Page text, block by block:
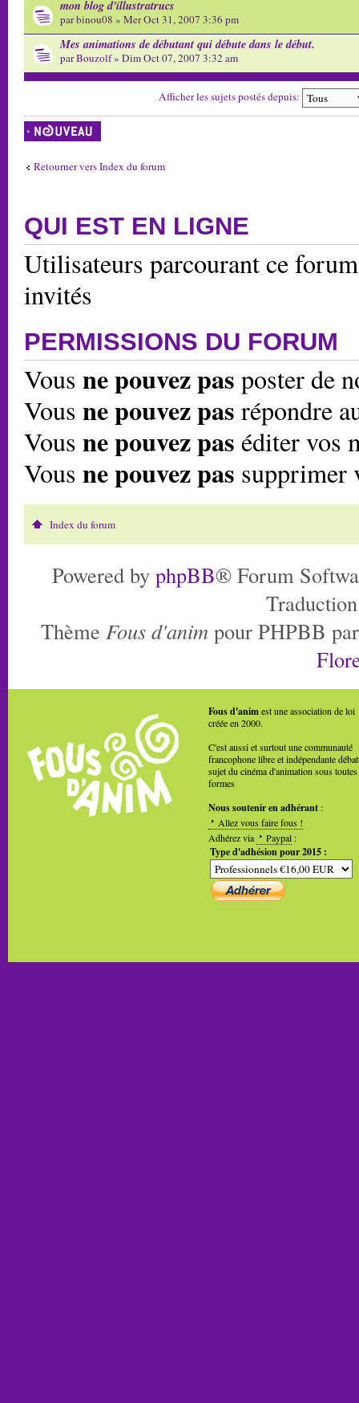
mon blog d'illustratrucs
par binou08 » Mer Oct 31, 2007 3:36 pm
Mes animations de débutant qui débute dans le début.
parBouzolf» Dim Oct 07, 2007 3:32 am
Afficher les sujets postés depuis:
Écrire un nouveau
sujet
Retourner vers Index du forum
QUI EST EN LIGNE
Utilisateurs parcourant ce
invités
PERMISSIONS DU FORUM
Vous ne pouvez pas poster de
Vous ne pouvez pas répondre
Vous ne pouvez pas éditer vos
Vous ne pouvez pas supprimer
Index du forum
Powered by phpBB® Forum
Thème Fous d'anim pour PHPBB
Fous d'animest une association de loi
créée en 2000.
C'est aussi et surtout une communauté
francophone libre et indépendante
sujet du cinéma d'animation sous toutes
formes
Nous soutenir en adhérant :
Allez vous faire fous !
Adhérez via
Paypal :
Type d'adhésion pour 2015 :